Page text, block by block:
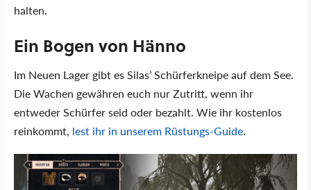
halten.
Ein Bogen von Hänno
Im Neuen Lager gibt es Silas’ Schürferkneipe auf dem See.
Die Wachen gewähren euch nur Zutritt, wenn ihr
entweder Schürfer seid oder bezahlt. Wie ihr kostenlos
reinkommt, lest ihr in unserem Rüstungs-Guide.